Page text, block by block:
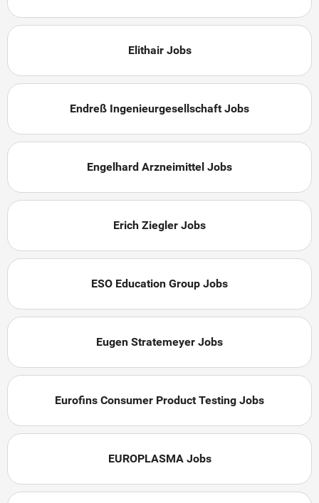
Elithair Jobs
Endreß Ingenieurgesellschaft Jobs
Engelhard Arzneimittel Jobs
Erich Ziegler Jobs
ESO Education Group Jobs
Eugen Stratemeyer Jobs
Eurofins Consumer Product Testing Jobs
EUROPLASMA Jobs